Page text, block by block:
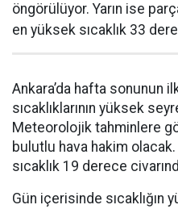
öngörülüyor. Yarın ise
en yüksek sıcaklık 33
Ankara’da hafta sonunun
sıcaklıklarının yüksek
Meteorolojik tahminlere
bulutlu hava hakim
sıcaklık 19 derece
Gün içerisinde sıcaklığın